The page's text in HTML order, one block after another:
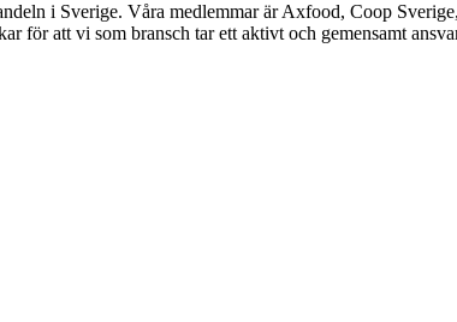
i Sverige. Våra medlemmar är Axfood, Coop
för att vi som bransch tar ett aktivt och gemensamt